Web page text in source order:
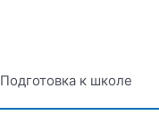
Подготовка к школе